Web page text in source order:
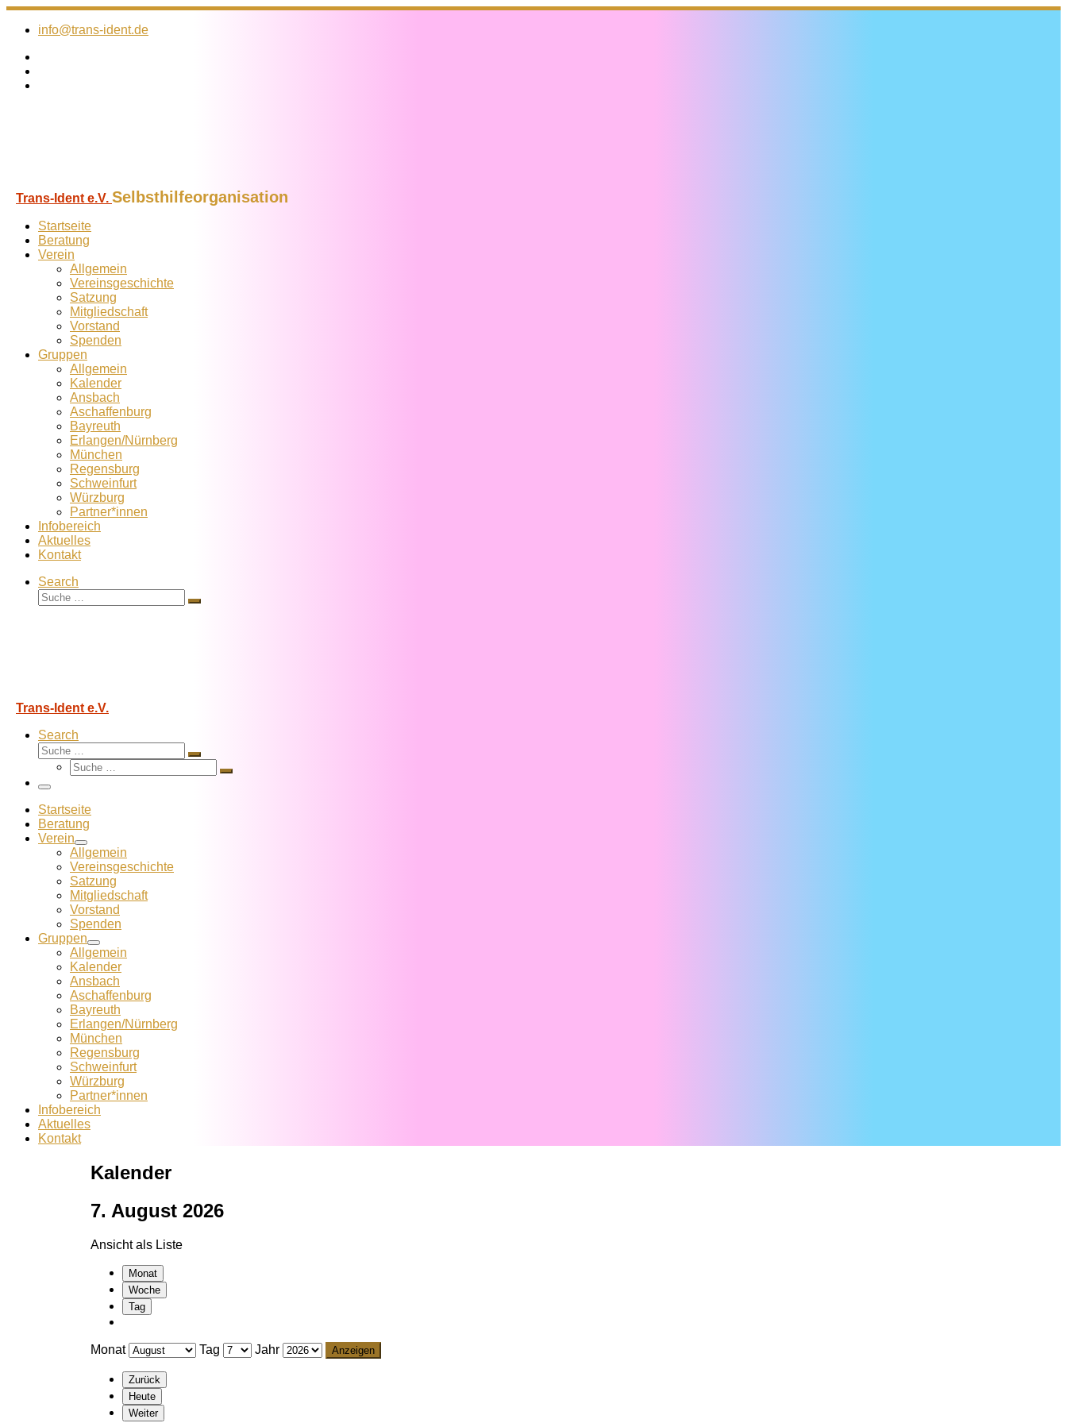
Zum
Inhalt
info@trans-ident.de
Trans-Ident e.V. Selbsthilfeorganisation
Startseite
Beratung
Verein
Allgemein
Vereins­geschichte
Satzung
Mitglied­schaft
Vorstand
Spenden
Gruppen
Allgemein
Kalender
Ansbach
Aschaffenburg
Bayreuth
Erlangen/Nürnberg
München
Regensburg
Schweinfurt
Würzburg
Partner*innen
Infobereich
Aktuelles
Kontakt
Search
Suche
Suche
Trans-Ident e.V.
Search
Suche
Suche
Suche
Suche
Menü
Startseite
Beratung
Verein
Allgemein
Vereins­geschichte
Satzung
Mitglied­schaft
Vorstand
Spenden
Gruppen
Allgemein
Kalender
Ansbach
Aschaffenburg
Bayreuth
Erlangen/Nürnberg
München
Regensburg
Schweinfurt
Würzburg
Partner*innen
Infobereich
Aktuelles
Kontakt
Kalender
7. August 2026
Ansicht als Liste
Monat
Woche
Tag
Monat Tag Jahr
Zurück
Heute
Weiter